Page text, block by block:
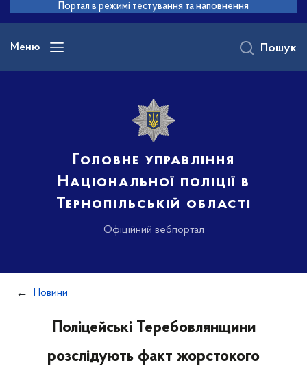
основного
вмісту
Портал в режимі тестування та наповнення
Меню
Головне управління
Національної поліції в
Тернопільській області
Офіційний вебпортал
Пошук
Новини
Поліцейські Теребовлянщини
розслідують факт жорстокого